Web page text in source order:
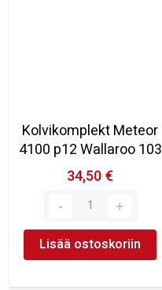
Kolvikomplekt Meteor
4100 p12 Wallaroo 103
34,50 €
Lisää ostoskoriin